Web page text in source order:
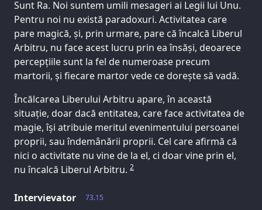
Sunt Ra. Noi suntem umili mesageri ai Legii lui Unu.
Pentru noi nu există paradoxuri. Activitatea care
pare magică, și, prin urmare, pare că încalcă Liberul
Arbitru, nu face acest lucru prin ea însăși, deoarece
percepțiile sunt la fel de numeroase precum
martorii, și fiecare martor vede ce dorește să vadă.
Încălcarea Liberului Arbitru apare, în această
situație, doar dacă entitatea, care face activitatea de
magie, își atribuie meritul evenimentului persoanei
proprii, sau îndemânării proprii. Cel care afirmă că
nici o activitate nu vine de la el, ci doar vine prin el,
nu încalcă Liberul Arbitru. 2
73.15
Intervievator